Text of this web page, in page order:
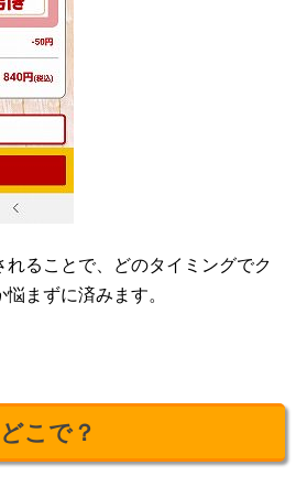
れることで、どのタイミングでク
まずに済みます。
こで？